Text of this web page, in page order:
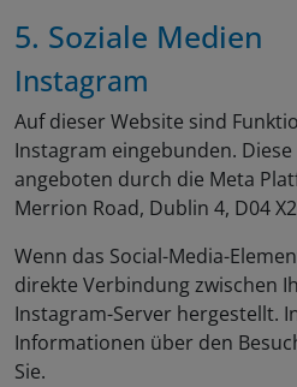
5. Soziale Medien
Instagram
Auf dieser Website sind
Instagram eingebunden.
angeboten durch die Meta
Merrion Road, Dublin 4, D04
Wenn das Social-Media-
direkte Verbindung zwischen
Instagram-Server hergestellt.
Informationen über den
Sie.